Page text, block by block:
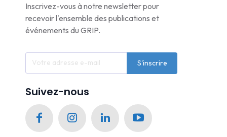
Inscrivez-vous à notre newsletter pour
recevoir l'ensemble des publications et
événements du GRIP.
S'inscrire
Suivez-nous